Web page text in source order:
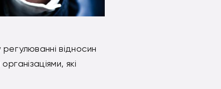
відносин
які